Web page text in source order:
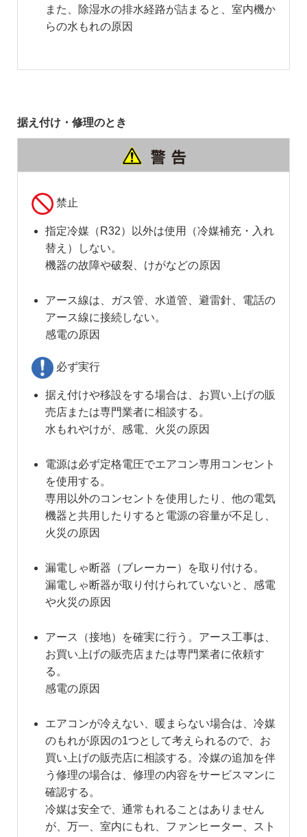
また、除湿水の排水経路が詰まると、室内機か
らの水もれの原因
据え付け・修理のとき
禁止
指定冷媒（R32）以外は使用（冷媒補充・入れ
替え）しない。
機器の故障や破裂、けがなどの原因
アース線は、ガス管、水道管、避雷針、電話の
アース線に接続しない。
感電の原因
必ず実行
据え付けや移設をする場合は、お買い上げの販
売店または専門業者に相談する。
水もれやけが、感電、火災の原因
電源は必ず定格電圧でエアコン専用コンセント
を使用する。
専用以外のコンセントを使用したり、他の電気
機器と共用したりすると電源の容量が不足し、
火災の原因
漏電しゃ断器（ブレーカー）を取り付ける。
漏電しゃ断器が取り付けられていないと、感電
や火災の原因
アース（接地）を確実に行う。アース工事は、
お買い上げの販売店または専門業者に依頼す
る。
感電の原因
エアコンが冷えない、暖まらない場合は、冷媒
のもれが原因の1つとして考えられるので、お
買い上げの販売店に相談する。冷媒の追加を伴
う修理の場合は、修理の内容をサービスマンに
確認する。
冷媒は安全で、通常もれることはありません
が、万一、室内にもれ、ファンヒーター、スト